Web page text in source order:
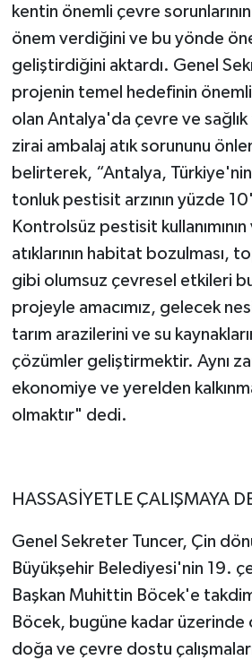
kentin önemli çevre
önem verdiğini ve bu yönde
geliştirdiğini aktardı. Genel
projenin temel hedefinin
olan Antalya'da çevre ve
zirai ambalaj atık sorununu
belirterek, “Antalya, Türkiye'nin
tonluk pestisit arzının yüzde
Kontrolsüz pestisit
atıklarının habitat bozulması,
gibi olumsuz çevresel etkileri
projeyle amacımız, gelecek
tarım arazilerini ve su
çözümler geliştirmektir. Aynı
ekonomiye ve yerelden
olmaktır" dedi.
HASSASİYETLE ÇALIŞMAYA
Genel Sekreter Tuncer, Çin
Büyükşehir Belediyesi'nin 19.
Başkan Muhittin Böcek'e
Böcek, bugüne kadar üzerinde
doğa ve çevre dostu